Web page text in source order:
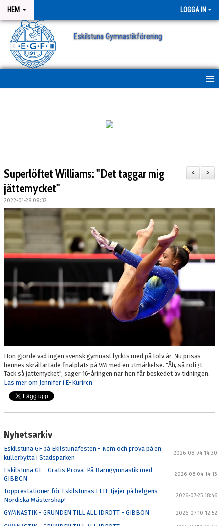
HEM LOGGA IN
Eskilstuna Gymnastikförening
>
<
Superlöftet Williams: "Det taggar mig
jättemycket"
2022-01-28 09:32
Hon gjorde vad ingen svensk gymnast lyckts med på tolv år. Nu prisas
hennes skrällartade finalplats på VM med en utmärkelse. "Åh, så roligt.
Tack så jättemycket", säger 16-åringen när hon får beskedet av tidningen.
Läs mer om Jennifer i E-Kuriren
Nyhetsarkiv
Eskilstuna GF på Ekilstunafesten - Kom och prova på en
kullerbytta i Stadsparken
2026-08-04 14:30
Eskilstuna GF - Gratis Prova-På Barngymnastik med
GIBBON
2026-08-04 14:13
Topprestationer för Eskilstunas ELIT-tjejer på helgens
Nordiska Mästerskap!
2026-07-25 18:46
GYMNASTIK - GRUNDEN TILL ALL IDROTT - GIBBON 2026-07-10 12:52